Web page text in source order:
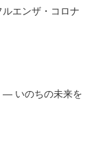
エンザ・コロナ
いのちの未来を